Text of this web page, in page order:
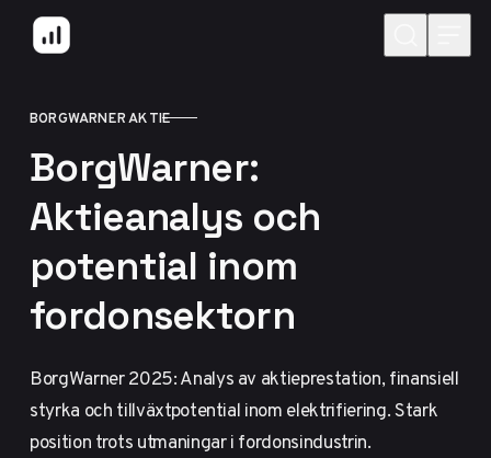
Hoppa till innehåll
KATEGORI
BORGWARNER AKTIE
BorgWarner:
Aktieanalys och
potential inom
fordonsektorn
BorgWarner 2025: Analys av aktieprestation, finansiell
styrka och tillväxtpotential inom elektrifiering. Stark
position trots utmaningar i fordonsindustrin.